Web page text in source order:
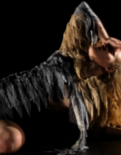
DI PIÙ
CONDIVIDI